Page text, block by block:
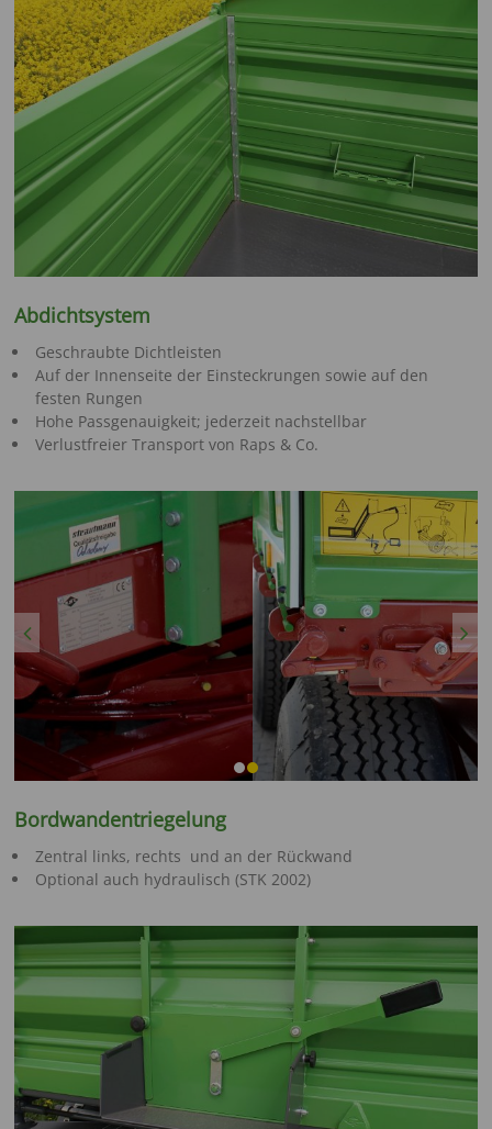
Abdichtsystem
Geschraubte Dichtleisten
Auf der Innenseite der Einsteckrungen sowie auf den
festen Rungen
Hohe Passgenauigkeit; jederzeit nachstellbar
Verlustfreier Transport von Raps & Co.
Bordwandentriegelung
Zentral links, rechts und an der Rückwand
Optional auch hydraulisch (STK 2002)